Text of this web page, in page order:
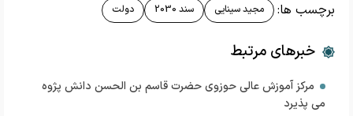
برچسب ها: مجید سینایی سند 2030 دولت
خبرهای مرتبط
مرکز آموزش عالی حوزوی حضرت قاسم بن الحسن دانش پژوه
می پذیرد